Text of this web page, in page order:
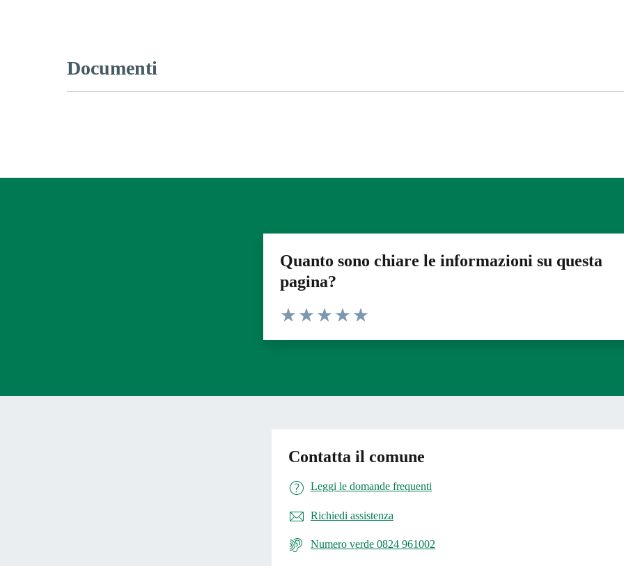
Documenti
Quanto sono chiare le informazioni su questa
pagina?
Contatta il comune
Leggi le domande frequenti
Richiedi assistenza
Numero verde 0824 961002